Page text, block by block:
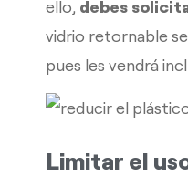
ello, debes
vidrio retornable
pues les vendrá
Limitar el